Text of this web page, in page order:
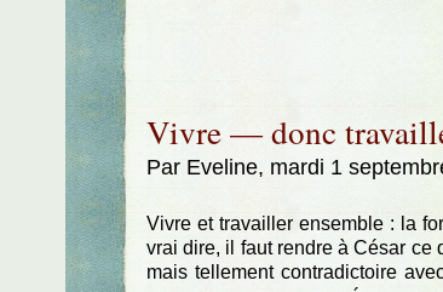
Vivre — donc
Par Eveline, mardi 1
Vivre et travailler ensemble : la
vrai dire, il faut rendre à César ce
mais tellement contradictoire